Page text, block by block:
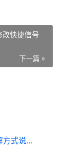
快捷信号
下一篇 »
逆战未来卡顿如何办：逆战未来卡顿化解方式说明 逆战未来角色包